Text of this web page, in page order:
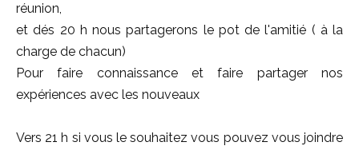
réunion,
et dés 20 h nous partagerons le pot de l'amitié ( à la
charge de chacun)
Pour faire connaissance et faire partager nos
expériences avec les nouveaux
Vers 21 h si vous le souhaitez vous pouvez vous joindre